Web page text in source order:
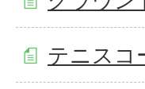
テニスコ